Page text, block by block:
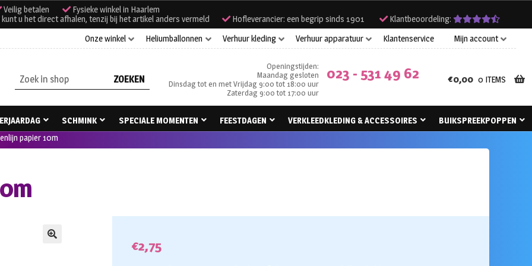
Veilig betalen
Fysieke winkel in Haarlem
u het direct afhalen, tenzij bij het artikel anders vermeld
Hofleverancier: een begrip sinds 1901
Klantbeoordeling:
Onze winkel
Heliumballonnen Verhuur kleding Verhuur apparatuur Klantenservice Mijn account
Zoeken
naar:
Openingstijden:
Maandag gesloten
Dinsdag tot en met Vrijdag 9:00 tot 18:00 uur
Zaterdag 9:00 tot 17:00 uur
023 - 531 49 62 €0,00 0 ITEMS
SCHMINK SPECIALE MOMENTEN FEESTDAGEN VERKLEEDKLEDING & ACCESSOIRES
BUIKSPREEKPOPPEN
papier 10m
€2,75